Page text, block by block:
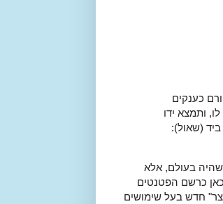
כענקים
ותמצא ידו
(שאול):
שהיה בעולם, אלא
כרשם הפטנטים
חדש בעל שימושים